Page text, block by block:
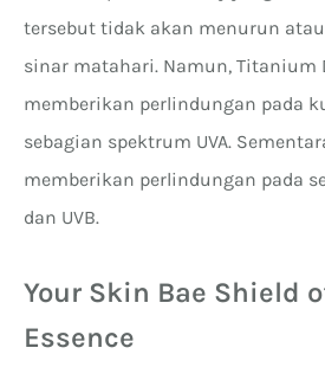
tersebut tidak akan menurun
sinar matahari. Namun, Titanium
memberikan perlindungan pada
sebagian spektrum UVA.
memberikan perlindungan pada
dan UVB.
Your Skin Bae Shield
Essence